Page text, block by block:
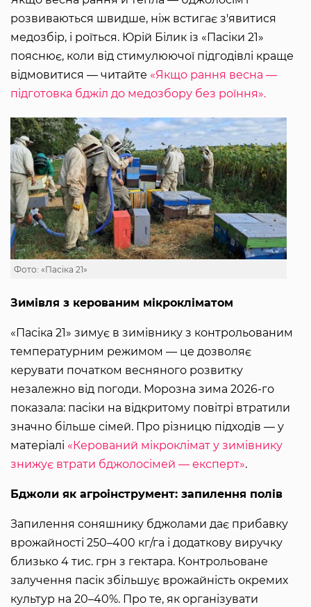
розвиваються швидше, ніж встигає з'явитися
медозбір, і роїться. Юрій Білик із «Пасіки 21»
пояснює, коли від стимулюючої підгодівлі краще
відмовитися — читайте «Якщо рання весна —
підготовка бджіл до медозбору без роїння».
Фото: «Пасіка 21»
Зимівля з керованим мікрокліматом
«Пасіка 21» зимує в зимівнику з контрольованим
температурним режимом — це дозволяє
керувати початком весняного розвитку
незалежно від погоди. Морозна зима 2026-го
показала: пасіки на відкритому повітрі втратили
значно більше сімей. Про різницю підходів — у
матеріалі «Керований мікроклімат у зимівнику
знижує втрати бджолосімей — експерт».
Бджоли як агроінструмент: запилення полів
Запилення соняшнику бджолами дає прибавку
врожайності 250–400 кг/га і додаткову виручку
близько 4 тис. грн з гектара. Контрольоване
залучення пасік збільшує врожайність окремих
культур на 20–40%. Про те, як організувати